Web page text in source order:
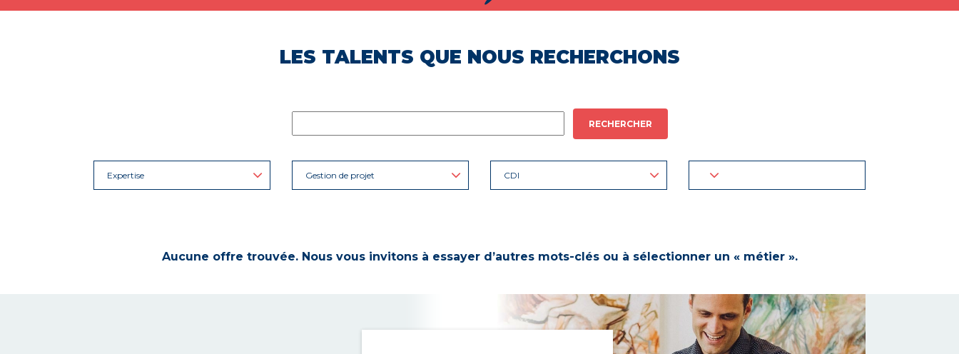
LES TALENTS QUE NOUS RECHERCHONS
RECHERCHER
Expertise Gestion de projet CDI
Aucune offre trouvée. Nous vous invitons à essayer d’autres mots-clés ou à sélectionner un « métier ».